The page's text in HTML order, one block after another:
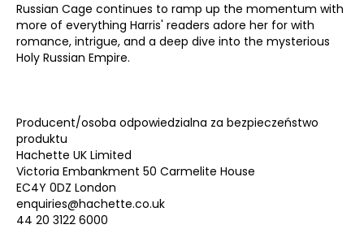
Russian Cage continues to ramp up the momentum with
more of everything Harris' readers adore her for with
romance, intrigue, and a deep dive into the mysterious
Holy Russian Empire.
Producent/osoba odpowiedzialna za bezpieczeństwo
produktu
Hachette UK Limited
Victoria Embankment 50 Carmelite House
EC4Y 0DZ London
enquiries@hachette.co.uk
44 20 3122 6000